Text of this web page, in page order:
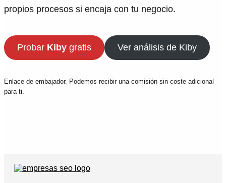
propios procesos si encaja con tu negocio.
Probar Kibygratis Ver análisis de Kiby
Enlace de embajador. Podemos recibir una comisión sin coste adicional
para ti.